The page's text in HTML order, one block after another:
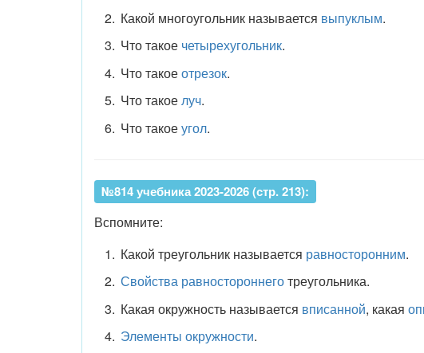
Какой многоугольник называется выпуклым.
Что такое четырехугольник.
Что такоеотрезок.
Что такоелуч.
Что такоеугол.
№814 учебника 2023-2026 (стр. 213):
Вспомните:
Какой треугольник называется равносторонним.
Свойства равностороннеготреугольника.
Какая окружность называется вписанной, какая
Элементы окружности.